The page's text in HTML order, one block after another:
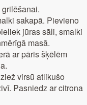
sakapā. Pievieno
jūras sāli, smalki
masā.
ar pāris šķēlēm
virsū atlikušo
Pasniedz ar citrona